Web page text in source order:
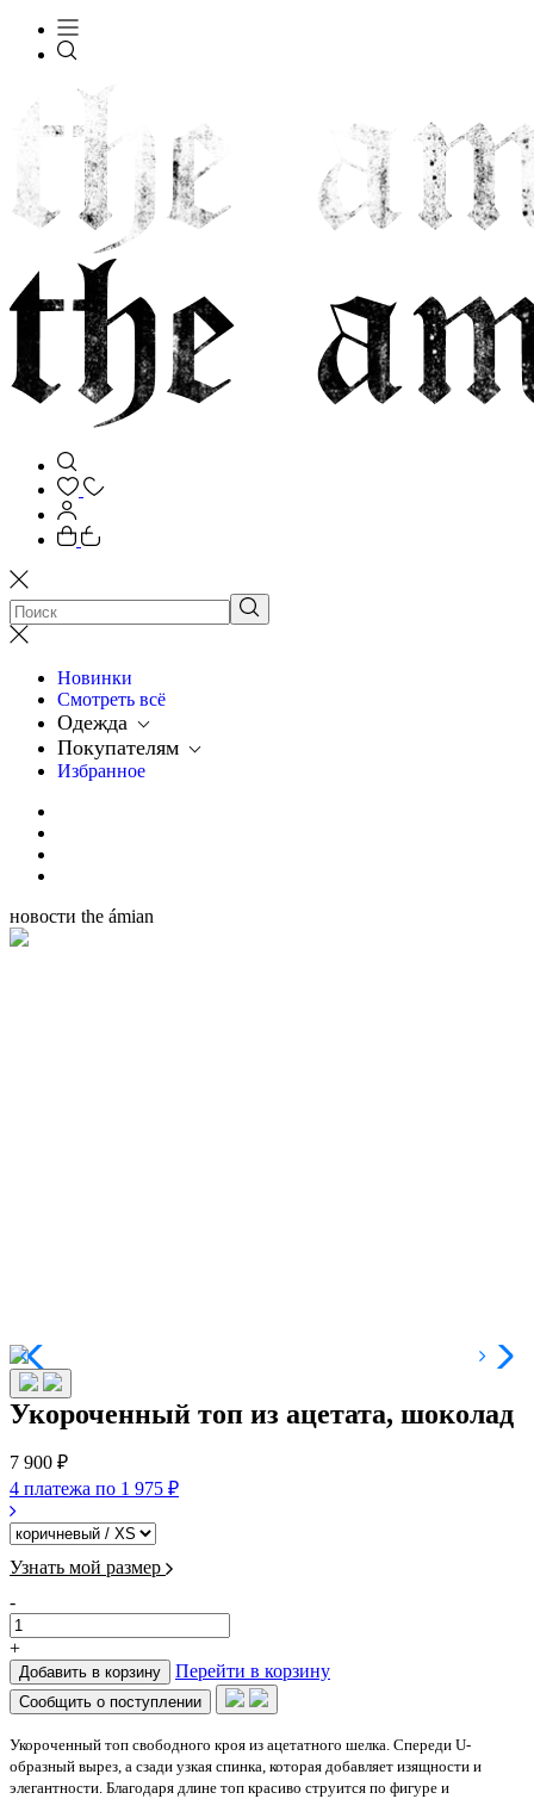
Новинки
Смотреть всё
Одежда
Покупателям
Избранное
новости the ámian
Укороченный топ из ацетата, шоколад
7 900 ₽
4 платежа по 1 975 ₽
Узнать мой размер
-
+
Добавить в корзину Перейти в корзину
Сообщить о поступлении
Укороченный топ свободного кроя из ацетатного шелка. Спереди U-
образный вырез, а сзади узкая спинка, которая добавляет изящности и
элегантности. Благодаря длине топ красиво струится по фигуре и